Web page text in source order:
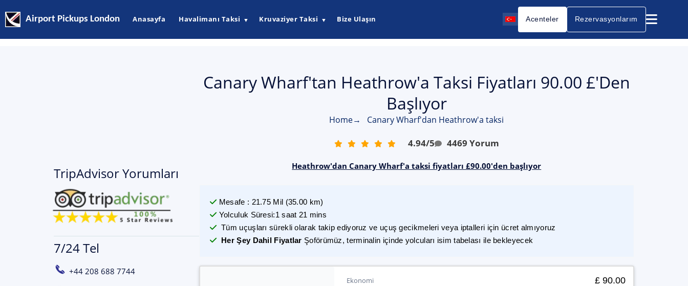
Airport Pickups London Anasayfa Havalimanı Taksi ▼ Kruvaziyer Taksi ▼ Bize Ulaşın Acenteler Rezervasyonlarım
TripAdvisor Yorumları
7/24 Tel
+44 208 688 7744
Canary Wharf'tan Heathrow'a Taksi Fiyatları 90.00 £'den
Başlıyor
Home→ Canary Wharf'dan Heathrow'a taksi
4.94/5 4469 Yorum
Heathrow'dan Canary Wharf'a taksi fiyatları £90.00'den başlıyor
Mesafe : 21.75 Mil (35.00 km)
Yolculuk Süresi:1 saat 21 mins
Tüm uçuşları sürekli olarak takip ediyoruz ve uçuş gecikmeleri veya iptalleri için ücret almıyoruz
Her Şey Dahil Fiyatlar Şoförümüz, terminalin içinde yolcuları isim tabelası ile bekleyecek
Ekonomi £ 90.00